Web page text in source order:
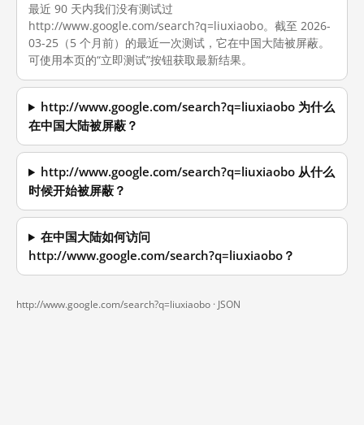
最近 90 天内我们没有测试过
http://www.google.com/search?q=liuxiaobo。截至 2026-
03-25（5 个月前）的最近一次测试，它在中国大陆被屏蔽。
可使用本页的“立即测试”按钮获取最新结果。
http://www.google.com/search?q=liuxiaobo 为什么
在中国大陆被屏蔽？
http://www.google.com/search?q=liuxiaobo 从什么
时候开始被屏蔽？
在中国大陆如何访问
http://www.google.com/search?q=liuxiaobo？
http://www.google.com/search?q=liuxiaobo · JSON